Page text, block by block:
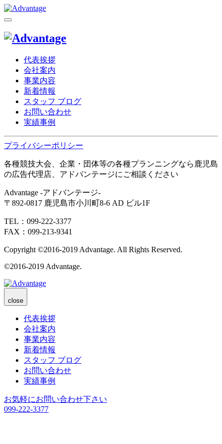
代表挨拶
会社案内
事業内容
新着情報
スタッフ ブログ
お問い合わせ
実績事例
プライバシーポリシー
各種競技大会、企業・団体等の各種プランニングなら鹿児島
の広告代理店、アドバンテージにご相談ください
Advantage -アドバンテージ-
〒892-0817 鹿児島市小川町8-6 AD ビル1F
TEL：099-222-3377
FAX：099-213-9341
Copyright ©2016-2019 Advantage. All Rights Reserved.
©2016-2019 Advantage.
close
代表挨拶
会社案内
事業内容
新着情報
スタッフ ブログ
お問い合わせ
実績事例
お気軽にお問い合わせ下さい
099-222-3377